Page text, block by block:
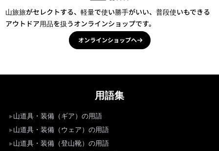
山旅旅がセレクトする、軽量で使い勝手がいい、普段使いもできる
アウトドア用品を扱うオンラインショップです。
オンラインショップへ
用語集
山道具・装備（ギア）の用語
山道具・装備（ウェア）の用語
山道具・装備（登山靴）の用語